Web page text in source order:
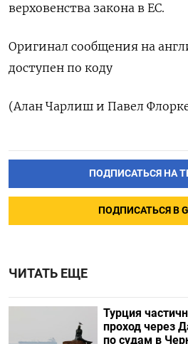
верховенства закона в ЕС.
Оригинал сообщения на
доступен по коду
(Алан Чарлиш и Павел
ПОДПИСАТЬСЯ НА
ПОДПИСАТЬСЯ В
ЧИТАТЬ ЕЩЕ
Турция
проход через
по судам в